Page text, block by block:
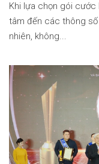
Khi lựa chọn gói cước
tâm đến các thông số
nhiên, không...